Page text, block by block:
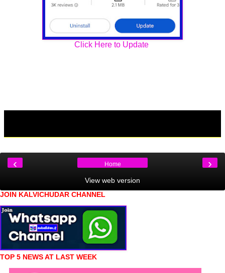
Click Here to Update
‹ ›
Home
View web version
JOIN KALVICHUDAR CHANNEL
TOP 5 NEWS AT LAST WEEK